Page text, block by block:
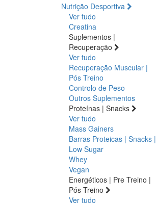
Nutrição Desportiva
Ver tudo
Creatina
Suplementos |
Recuperação
Ver tudo
Recuperação Muscular |
Pós Treino
Controlo de Peso
Outros Suplementos
Proteínas | Snacks
Ver tudo
Mass Gainers
Barras Proteicas | Snacks |
Low Sugar
Whey
Vegan
Energéticos | Pre Treino |
Pós Treino
Ver tudo